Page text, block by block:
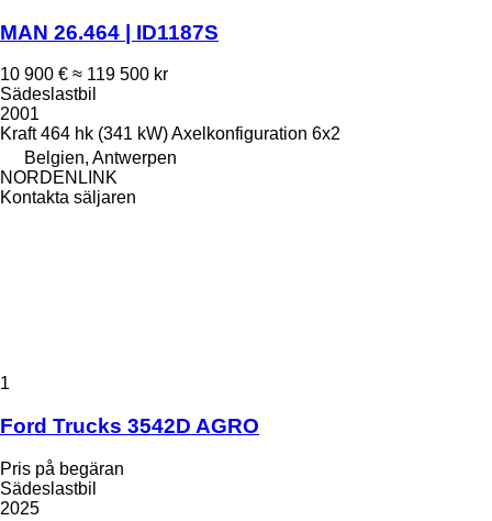
MAN 26.464 | ID1187S
10 900 € ≈ 119 500 kr
Sädeslastbil
2001
Kraft 464 hk (341 kW)Axelkonfiguration 6x2
Belgien, Antwerpen
NORDENLINK
Kontakta säljaren
1
Ford Trucks 3542D AGRO
Pris på begäran
Sädeslastbil
2025